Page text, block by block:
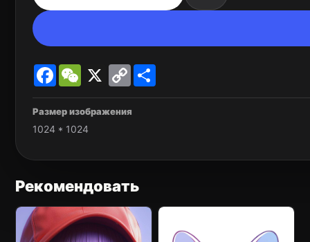
FacebookWeChat
X
Copy
Link
Размер изображения
1024 * 1024
Рекомендовать